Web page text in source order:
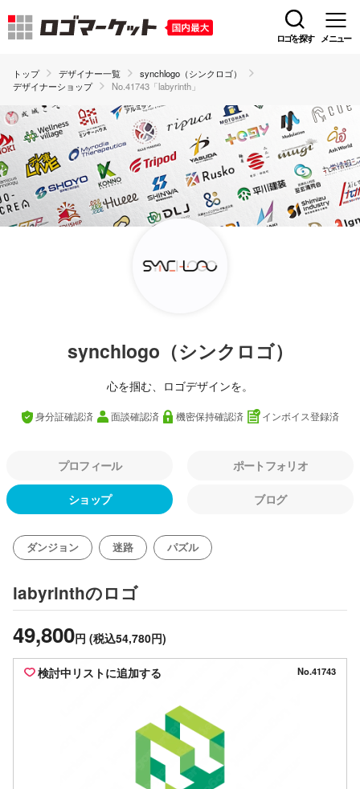
ロゴを探す メニュー
トップ デザイナー一覧
synchlogo（シンクロゴ）
デザイナーショップ
No.41743「labyrinth」
synchlogo（シンクロゴ）
心を掴む、ロゴデザインを。
身分証確認済 面談確認済 機密保持確認済 インボイス登録済
プロフィール ポートフォリオ
ショップ ブログ
ダンジョン 迷路 パズル
labyrinthのロゴ
49,800円 (税込54,780円)
検討中リストに追加する No.41743